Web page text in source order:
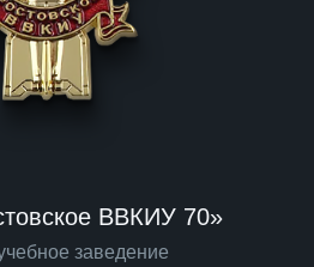
ВВКИУ 70»
заведение